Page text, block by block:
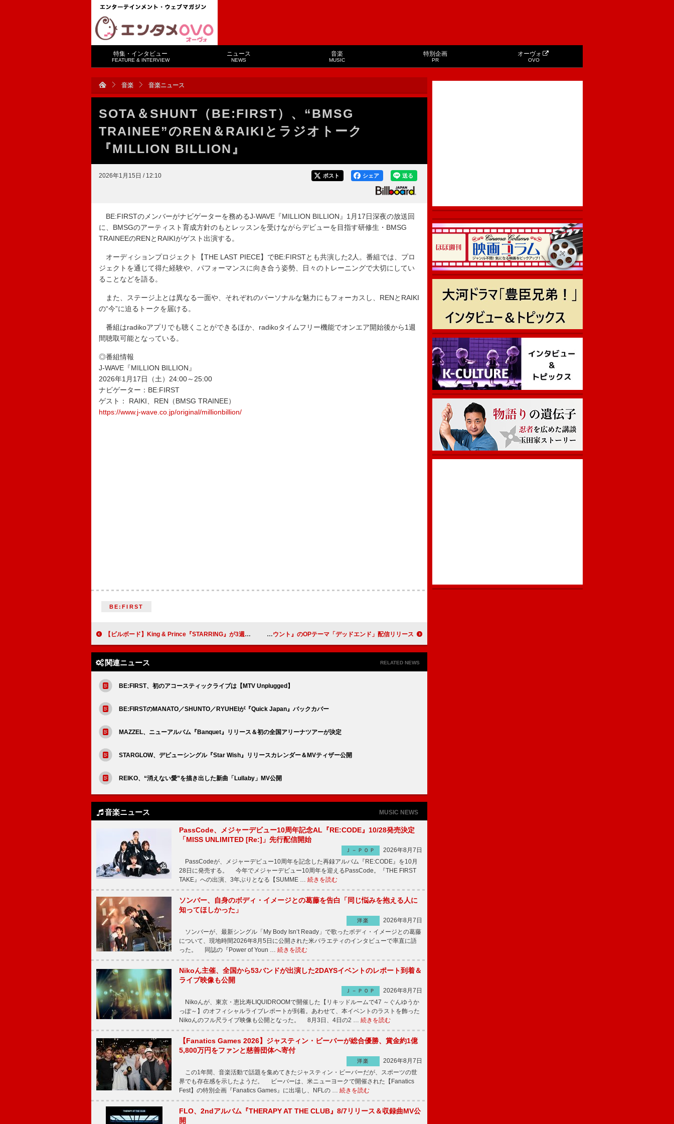
特集・インタビュー
FEATURE & INTERVIEW
ニュース
NEWS
音楽
MUSIC
特別企画
PR
オーヴォ
OVO
音楽 音楽ニュース
SOTA＆SHUNT（BE:FIRST）、“BMSG
TRAINEE”のREN＆RAIKIとラジオトーク
『MILLION BILLION』
2026年1月15日 / 12:10 送る
シェア
ポスト
BE:FIRSTのメンバーがナビゲーターを務めるJ-WAVE『MILLION BILLION』1月17日深夜の放送回
に、BMSGのアーティスト育成方針のもとレッスンを受けながらデビューを目指す研修生・BMSG
TRAINEEのRENとRAIKIがゲスト出演する。
オーディションプロジェクト【THE LAST PIECE】でBE:FIRSTとも共演した2人。番組では、プロ
ジェクトを通じて得た経験や、パフォーマンスに向き合う姿勢、日々のトレーニングで大切にしてい
ることなどを語る。
また、ステージ上とは異なる一面や、それぞれのパーソナルな魅力にもフォーカスし、RENとRAIKI
の“今”に迫るトークを届ける。
番組はradikoアプリでも聴くことができるほか、radikoタイムフリー機能でオンエア開始後から1週
間聴取可能となっている。
◎番組情報
J-WAVE『MILLION BILLION』
2026年1月17日（土）24:00～25:00
ナビゲーター：BE:FIRST
ゲスト： RAIKI、REN（BMSG TRAINEE）
https://www.j-wave.co.jp/original/millionbillion/
BE:FIRST
【ビルボード】King & Prince『STARRING』が3週連続で総合アルバム首位 五十嵐ハル、TVアニメ『デッドアカウント』のOPテーマ「デッドエンド」配信リリース
関連ニュース RELATED NEWS
BE:FIRST、初のアコースティックライブは【MTV Unplugged】
BE:FIRSTのMANATO／SHUNTO／RYUHEIが『Quick Japan』バックカバー
MAZZEL、ニューアルバム『Banquet』リリース＆初の全国アリーナツアーが決定
STARGLOW、デビューシングル『Star Wish』リリースカレンダー＆MVティザー公開
REIKO、“消えない愛”を描き出した新曲「Lullaby」MV公開
音楽ニュース MUSIC NEWS
PassCode、メジャーデビュー10周年記念AL『RE:CODE』10/28発売決定
「MISS UNLIMITED [Re:]」先行配信開始
Ｊ－ＰＯＰ
2026年8月7日
PassCodeが、メジャーデビュー10周年を記念した再録アルバム『RE:CODE』を10月
28日に発売する。 今年でメジャーデビュー10周年を迎えるPassCode。『THE FIRST
TAKE』への出演、3年ぶりとなる【SUMME … 続きを読む
ソンバー、自身のボディ・イメージとの葛藤を告白「同じ悩みを抱える人に
知ってほしかった」
洋楽
2026年8月7日
ソンバーが、最新シングル「My Body Isn’t Ready」で歌ったボディ・イメージとの葛藤
について、現地時間2026年8月5日に公開された米バラエティのインタビューで率直に語
った。 同誌の『Power of Youn … 続きを読む
Nikoん主催、全国から53バンドが出演した2DAYSイベントのレポート到着＆
ライブ映像も公開
Ｊ－ＰＯＰ
2026年8月7日
Nikoんが、東京・恵比寿LIQUIDROOMで開催した【リキッドルームで47 ～ぐんゆうか
っぽ～】のオフィシャルライブレポートが到着。あわせて、本イベントのラストを飾った
Nikoんのフル尺ライブ映像も公開となった。 8月3日、4日の2 … 続きを読む
【Fanatics Games 2026】ジャスティン・ビーバーが総合優勝、賞金約1億
5,800万円をファンと慈善団体へ寄付
洋楽
2026年8月7日
この1年間、音楽活動で話題を集めてきたジャスティン・ビーバーだが、スポーツの世
界でも存在感を示したようだ。 ビーバーは、米ニューヨークで開催された【Fanatics
Fest】の特別企画『Fanatics Games』に出場し、NFLの … 続きを読む
FLO、2ndアルバム『THERAPY AT THE CLUB』8/7リリース＆収録曲MV公
開